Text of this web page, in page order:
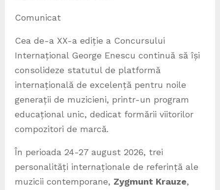
Comunicat
Cea de-a XX-a ediție a Concursului
Internațional George Enescu continuă să își
consolideze statutul de platformă
internațională de excelență pentru noile
generații de muzicieni, printr-un program
educațional unic, dedicat formării viitorilor
compozitori de marcă.
În perioada 24-27 august 2026, trei
personalități internaționale de referință ale
muzicii contemporane, Zygmunt Krauze,